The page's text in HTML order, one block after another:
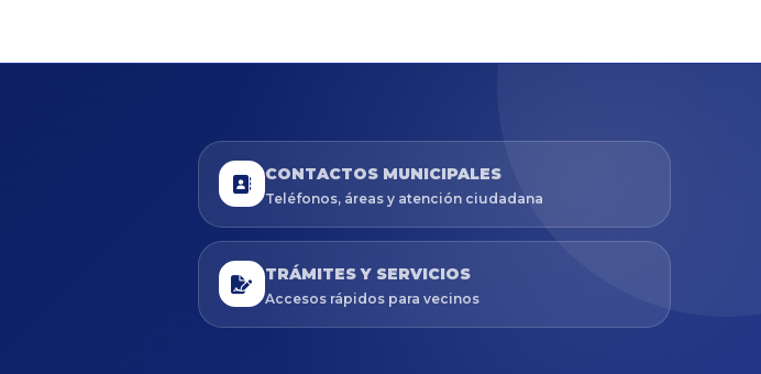
CONTACTOS MUNICIPALES
Teléfonos, áreas y atención ciudadana
TRÁMITES Y SERVICIOS
Accesos rápidos para vecinos